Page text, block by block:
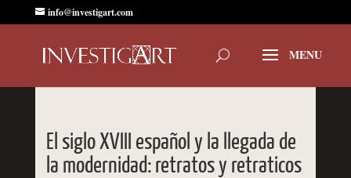
info@investigart.com
El siglo XVIII español y la llegada de
la modernidad: retratos y retraticos